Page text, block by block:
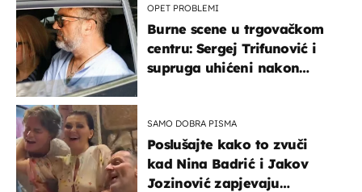
OPET PROBLEMI
Burne scene u trgovačkom
centru: Sergej Trifunović i
supruga uhićeni nakon
SAMO DOBRA PISMA
Poslušajte kako to zvuči
kad Nina Badrić i Jakov
Jozinović zapjevaju